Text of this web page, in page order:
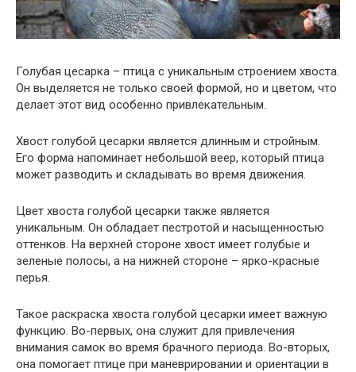
Голубая цесарка – птица с уникальным строением хвоста.
Он выделяется не только своей формой, но и цветом, что
делает этот вид особенно привлекательным.
Хвост голубой цесарки является длинным и стройным.
Его форма напоминает небольшой веер, который птица
может разводить и складывать во время движения.
Цвет хвоста голубой цесарки также является
уникальным. Он обладает пестротой и насыщенностью
оттенков. На верхней стороне хвост имеет голубые и
зеленые полосы, а на нижней стороне – ярко-красные
перья.
Такое раскраска хвоста голубой цесарки имеет важную
функцию. Во-первых, она служит для привлечения
внимания самок во время брачного периода. Во-вторых,
она помогает птице при маневрировании и ориентации в